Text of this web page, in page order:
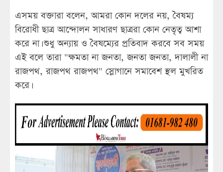
এসময় বক্তারা বলেন, আমরা কোন দলের নয়, বৈষম্য
বিরোধী ছাত্র আন্দোলন সাধারণ ছাত্ররা কোন নেতৃত্ব আশা
করে না। শুধু অন্যায় ও বৈষম্যের প্রতিবাদ করবে সব সময়
এই বলে তারা "ক্ষমতা না জনতা, জনতা জনতা, দালালী না
রাজপথ, রাজপথ রাজপথ" স্লোগানে সমাবেশ স্থল মুখরিত
করে।